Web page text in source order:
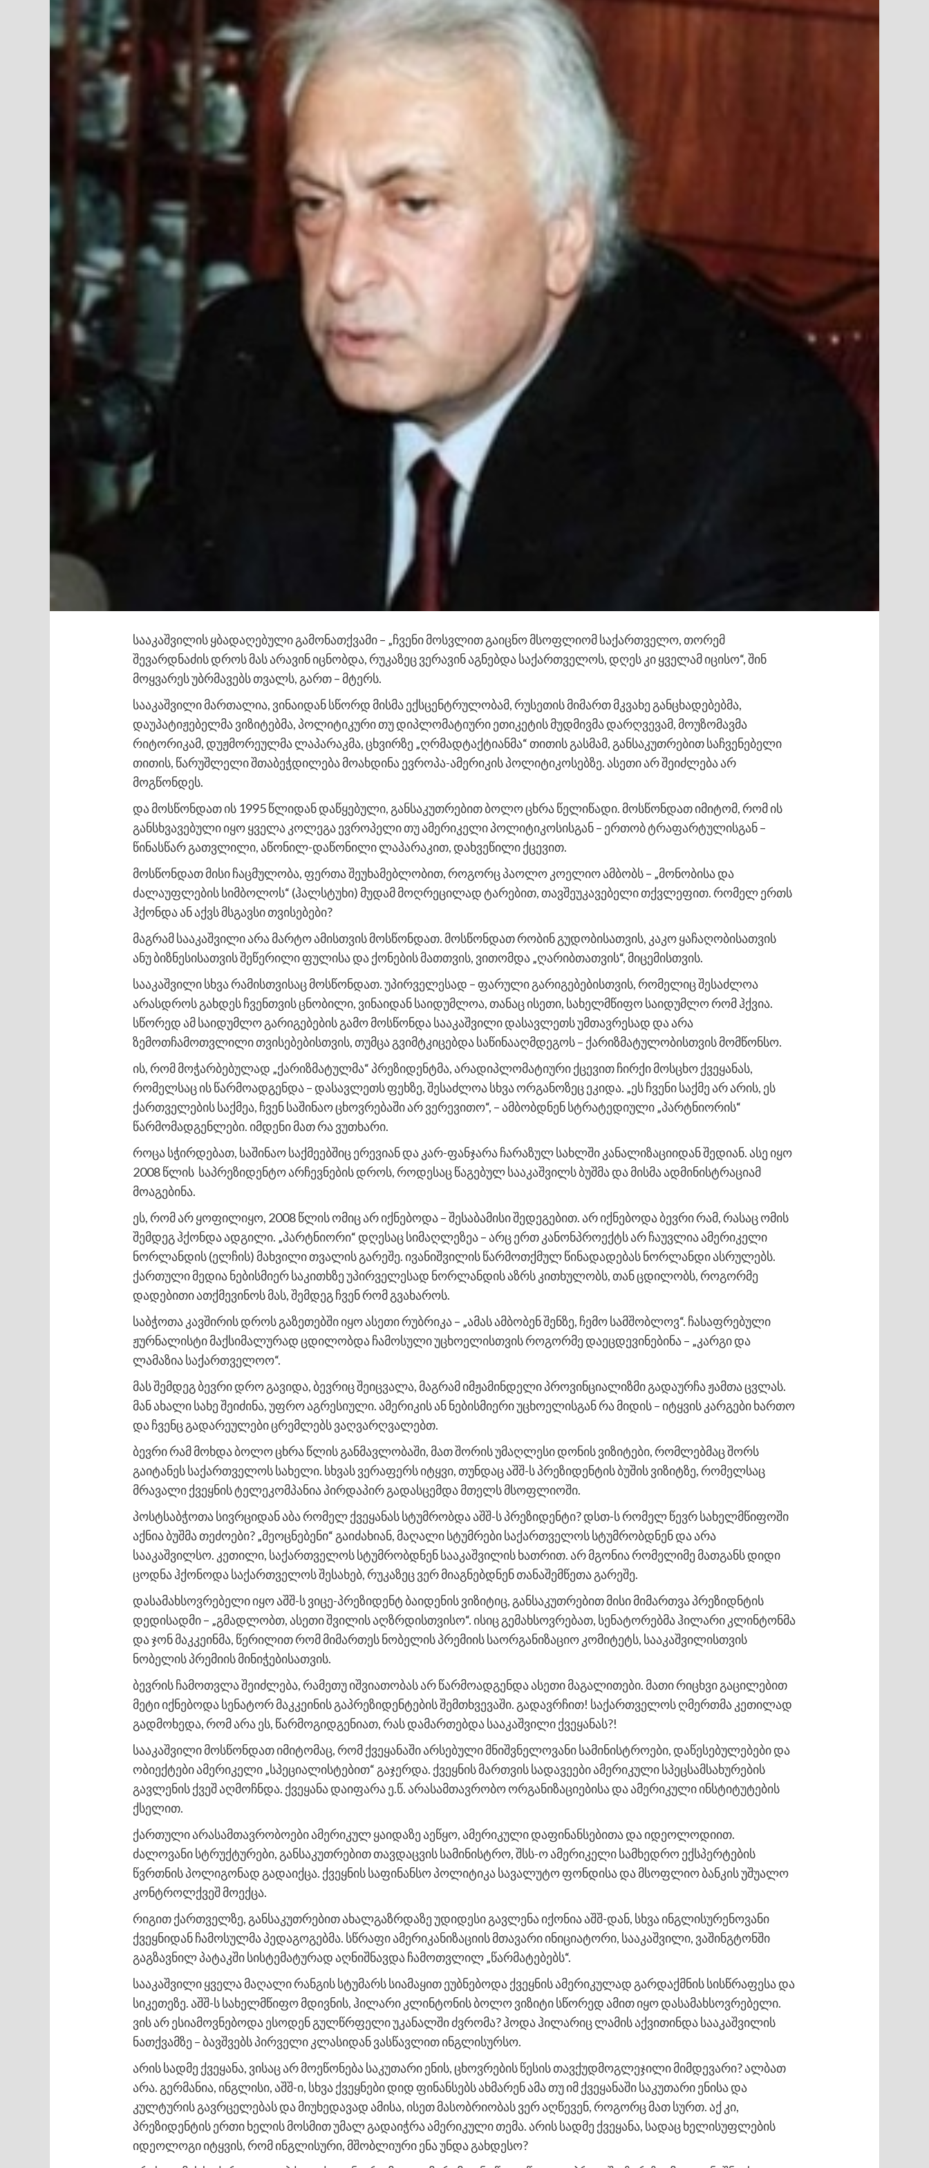
სააკაშვილის ყბადაღებული გამონათქვამი – „ჩვენი მოსვლით გაიცნო მსოფლიომ საქართველო, თორემ
შევარდნაძის დროს მას არავინ იცნობდა, რუკაზეც ვერავინ აგნებდა საქართველოს, დღეს კი ყველამ იცისო“, შინ
მოყვარეს უბრმავებს თვალს, გართ – მტერს.
სააკაშვილი მართალია, ვინაიდან სწორდ მისმა ექსცენტრულობამ, რუსეთის მიმართ მკვახე განცხადებებმა,
დაუპატიჟებელმა ვიზიტებმა, პოლიტიკური თუ დიპლომატიური ეთიკეტის მუდმივმა დარღვევამ, მოუზომავმა
რიტორიკამ, დუჟმორეულმა ლაპარაკმა, ცხვირზე „ღრმადტაქტიანმა“ თითის გასმამ, განსაკუთრებით საჩვენებელი
თითის, წარუშლელი შთაბეჭდილება მოახდინა ევროპა-ამერიკის პოლიტიკოსებზე. ასეთი არ შეიძლება არ
მოგწონდეს.
და მოსწონდათ ის 1995 წლიდან დაწყებული, განსაკუთრებით ბოლო ცხრა წელიწადი. მოსწონდათ იმიტომ, რომ ის
განსხვავებული იყო ყველა კოლეგა ევროპელი თუ ამერიკელი პოლიტიკოსისგან – ერთობ ტრაფარტულისგან –
წინასწარ გათვლილი, აწონილ-დაწონილი ლაპარაკით, დახვეწილი ქცევით.
მოსწონდათ მისი ჩაცმულობა, ფერთა შეუხამებლობით, როგორც პაოლო კოელიო ამბობს – „მონობისა და
ძალაუფლების სიმბოლოს“ (ჰალსტუხი) მუდამ მოღრეცილად ტარებით, თავშეუკავებელი თქვლეფით. რომელ ერთს
ჰქონდა ან აქვს მსგავსი თვისებები?
მაგრამ სააკაშვილი არა მარტო ამისთვის მოსწონდათ. მოსწონდათ რობინ გუდობისათვის, კაკო ყაჩაღობისათვის
ანუ ბიზნესისათვის შეწერილი ფულისა და ქონების მათთვის, ვითომდა „ღარიბთათვის“, მიცემისთვის.
სააკაშვილი სხვა რამისთვისაც მოსწონდათ. უპირველესად – ფარული გარიგებებისთვის, რომელიც შესაძლოა
არასდროს გახდეს ჩვენთვის ცნობილი, ვინაიდან საიდუმლოა, თანაც ისეთი, სახელმწიფო საიდუმლო რომ ჰქვია.
სწორედ ამ საიდუმლო გარიგებების გამო მოსწონდა სააკაშვილი დასავლეთს უმთავრესად და არა
ზემოთჩამოთვლილი თვისებებისთვის, თუმცა გვიმტკიცებდა საწინააღმდეგოს – ქარიზმატულობისთვის მომწონსო.
ის, რომ მოჭარბებულად „ქარიზმატულმა“ პრეზიდენტმა, არადიპლომატიური ქცევით ჩირქი მოსცხო ქვეყანას,
რომელსაც ის წარმოადგენდა – დასავლეთს ფეხზე, შესაძლოა სხვა ორგანოზეც ეკიდა. „ეს ჩვენი საქმე არ არის, ეს
ქართველების საქმეა, ჩვენ საშინაო ცხოვრებაში არ ვერევითო“, – ამბობდნენ სტრატედიული „პარტნიორის“
წარმომადგენლები. იმდენი მათ რა ვუთხარი.
როცა სჭირდებათ, საშინაო საქმეებშიც ერევიან და კარ-ფანჯარა ჩარაზულ სახლში კანალიზაციიდან შედიან. ასე იყო
2008 წლის საპრეზიდენტო არჩევნების დროს, როდესაც წაგებულ სააკაშვილს ბუშმა და მისმა ადმინისტრაციამ
მოაგებინა.
ეს, რომ არ ყოფილიყო, 2008 წლის ომიც არ იქნებოდა – შესაბამისი შედეგებით. არ იქნებოდა ბევრი რამ, რასაც ომის
შემდეგ ჰქონდა ადგილი. „პარტნიორი“ დღესაც სიმაღლეზეა – არც ერთ კანონპროექტს არ ჩაუვლია ამერიკელი
ნორლანდის (ელჩის) მახვილი თვალის გარეშე. ივანიშვილის წარმოთქმულ წინადადებას ნორლანდი ასრულებს.
ქართული მედია ნებისმიერ საკითხზე უპირველესად ნორლანდის აზრს კითხულობს, თან ცდილობს, როგორმე
დადებითი ათქმევინოს მას, შემდეგ ჩვენ რომ გვახაროს.
საბჭოთა კავშირის დროს გაზეთებში იყო ასეთი რუბრიკა – „ამას ამბობენ შენზე, ჩემო სამშობლოვ“. ჩასაფრებული
ჟურნალისტი მაქსიმალურად ცდილობდა ჩამოსული უცხოელისთვის როგორმე დაეცდევინებინა – „კარგი და
ლამაზია საქართველოო“.
მას შემდეგ ბევრი დრო გავიდა, ბევრიც შეიცვალა, მაგრამ იმჟამინდელი პროვინციალიზმი გადაურჩა ჟამთა ცვლას.
მან ახალი სახე შეიძინა, უფრო აგრესიული. ამერიკის ან ნებისმიერი უცხოელისგან რა მიდის – იტყვის კარგები ხართო
და ჩვენც გადარეულები ცრემლებს ვაღვარღვალებთ.
ბევრი რამ მოხდა ბოლო ცხრა წლის განმავლობაში, მათ შორის უმაღლესი დონის ვიზიტები, რომლებმაც შორს
გაიტანეს საქართველოს სახელი. სხვას ვერაფერს იტყვი, თუნდაც აშშ-ს პრეზიდენტის ბუშის ვიზიტზე, რომელსაც
მრავალი ქვეყნის ტელეკომპანია პირდაპირ გადასცემდა მთელს მსოფლიოში.
პოსტსაბჭოთა სივრციდან აბა რომელ ქვეყანას სტუმრობდა აშშ-ს პრეზიდენტი? დსთ-ს რომელ წევრ სახელმწიფოში
აქნია ბუშმა თეძოები? „მეოცნებენი“ გაიძახიან, მაღალი სტუმრები საქართველოს სტუმრობდნენ და არა
სააკაშვილსო. კეთილი, საქართველოს სტუმრობდნენ სააკაშვილის ხათრით. არ მგონია რომელიმე მათგანს დიდი
ცოდნა ჰქონოდა საქართველოს შესახებ, რუკაზეც ვერ მიაგნებდნენ თანაშემწეთა გარეშე.
დასამახსოვრებელი იყო აშშ-ს ვიცე-პრეზიდენტ ბაიდენის ვიზიტიც, განსაკუთრებით მისი მიმართვა პრეზიდნტის
დედისადმი – „გმადლობთ, ასეთი შვილის აღზრდისთვისო“. ისიც გემახსოვრებათ, სენატორებმა ჰილარი კლინტონმა
და ჯონ მაკკეინმა, წერილით რომ მიმართეს ნობელის პრემიის საორგანიზაციო კომიტეტს, სააკაშვილისთვის
ნობელის პრემიის მინიჭებისათვის.
ბევრის ჩამოთვლა შეიძლება, რამეთუ იშვიათობას არ წარმოადგენდა ასეთი მაგალითები. მათი რიცხვი გაცილებით
მეტი იქნებოდა სენატორ მაკკეინის გაპრეზიდენტების შემთხვევაში. გადავრჩით! საქართველოს ღმერთმა კეთილად
გადმოხედა, რომ არა ეს, წარმოგიდგენიათ, რას დამართებდა სააკაშვილი ქვეყანას?!
სააკაშვილი მოსწონდათ იმიტომაც, რომ ქვეყანაში არსებული მნიშვნელოვანი სამინისტროები, დაწესებულებები და
ობიექტები ამერიკელი „სპეციალისტებით“ გაჯერდა. ქვეყნის მართვის სადავეები ამერიკული სპეცსამსახურების
გავლენის ქვეშ აღმოჩნდა. ქვეყანა დაიფარა ე.წ. არასამთავრობო ორგანიზაციებისა და ამერიკული ინსტიტუტების
ქსელით.
ქართული არასამთავრობოები ამერიკულ ყაიდაზე აეწყო, ამერიკული დაფინანსებითა და იდეოლოდიით.
ძალოვანი სტრუქტურები, განსაკუთრებით თავდაცვის სამინისტრო, შსს-ო ამერიკელი სამხედრო ექსპერტების
წვრთნის პოლიგონად გადაიქცა. ქვეყნის საფინანსო პოლიტიკა სავალუტო ფონდისა და მსოფლიო ბანკის უშუალო
კონტროლქვეშ მოექცა.
რიგით ქართველზე, განსაკუთრებით ახალგაზრდაზე უდიდესი გავლენა იქონია აშშ-დან, სხვა ინგლისურენოვანი
ქვეყნიდან ჩამოსულმა პედაგოგებმა. სწრაფი ამერიკანიზაციის მთავარი ინიციატორი, სააკაშვილი, ვაშინგტონში
გაგზავნილ პატაკში სისტემატურად აღნიშნავდა ჩამოთვლილ „წარმატებებს“.
სააკაშვილი ყველა მაღალი რანგის სტუმარს სიამაყით ეუბნებოდა ქვეყნის ამერიკულად გარდაქმნის სისწრაფესა და
სიკეთეზე. აშშ-ს სახელმწიფო მდივნის, ჰილარი კლინტონის ბოლო ვიზიტი სწორედ ამით იყო დასამახსოვრებელი.
ვის არ ესიამოვნებოდა ესოდენ გულწრფელი უკანალში ძვრომა? ჰოდა ჰილარიც ლამის აქვითინდა სააკაშვილის
ნათქვამზე – ბავშვებს პირველი კლასიდან ვასწავლით ინგლისურსო.
არის სადმე ქვეყანა, ვისაც არ მოეწონება საკუთარი ენის, ცხოვრების წესის თავქუდმოგლეჯილი მიმდევარი? ალბათ
არა. გერმანია, ინგლისი, აშშ-ი, სხვა ქვეყნები დიდ ფინანსებს ახმარენ ამა თუ იმ ქვეყანაში საკუთარი ენისა და
კულტურის გავრცელებას და მიუხედავად ამისა, ისეთ მასობრიობას ვერ აღწევენ, როგორც მათ სურთ. აქ კი,
პრეზიდენტის ერთი ხელის მოსმით უმალ გადაიჭრა ამერიკული თემა. არის სადმე ქვეყანა, სადაც ხელისუფლების
იდეოლოგი იტყვის, რომ ინგლისური, მშობლიური ენა უნდა გახდესო?